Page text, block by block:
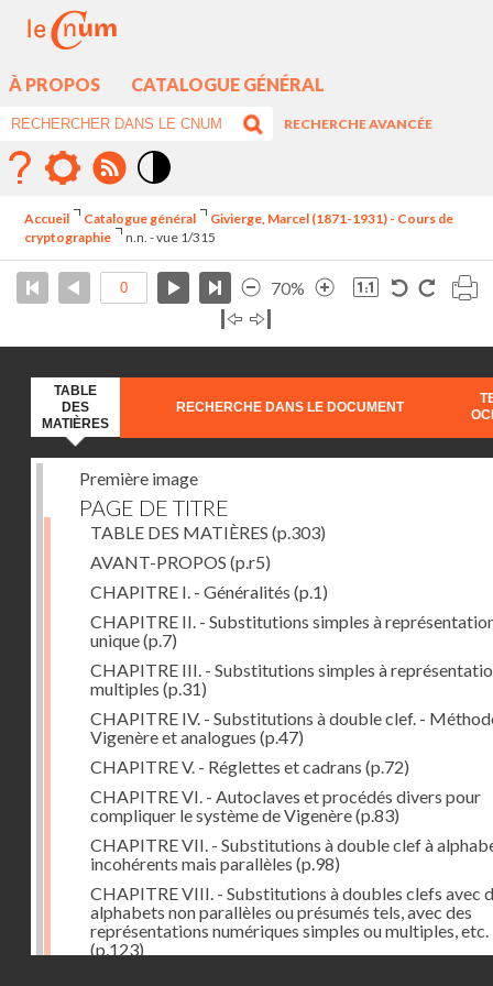
À PROPOS CATALOGUE GÉNÉRAL
RECHERCHE AVANCÉE
élévé
Accueil Catalogue général
Givierge, Marcel (1871-1931) - Cours de
cryptographie
n.n. - vue 1/315
70%
TABLE
DES
MATIÈRES
RECHERCHE DANS LE DOCUMENT
Première image
PAGE DE TITRE
TABLE DES MATIÈRES (p.303)
AVANT-PROPOS (p.r5)
CHAPITRE I. - Généralités (p.1)
CHAPITRE II. - Substitutions simples à
unique(p.7)
CHAPITRE III. - Substitutions simples à
multiples (p.31)
CHAPITRE IV. - Substitutions à double clef. -
Vigenère et analogues (p.47)
CHAPITRE V. - Réglettes et cadrans (p.72)
CHAPITRE VI. - Autoclaves et procédés divers pour
compliquer le système de Vigenère(p.83)
CHAPITRE VII. - Substitutions à double clef à
incohérents mais parallèles (p.98)
CHAPITRE VIII. - Substitutions à doubles clefs avec
alphabets non parallèles ou présumés tels, avec des
représentations numériques simples ou multiples, etc.
(p.123)